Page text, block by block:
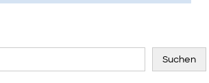
Suchen